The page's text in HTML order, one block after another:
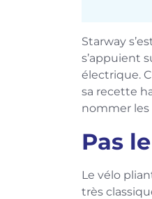
Starway
s’appuient
électrique.
sa recette
nommer les
Pas
Le vélo
très